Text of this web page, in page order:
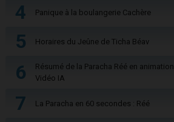
4 Panique à la boulangerie Cachère
5 Horaires du Jeûne de Ticha Béav
6
Résumé de la Paracha Réé en animation
Vidéo IA
7 La Paracha en 60 secondes : Réé